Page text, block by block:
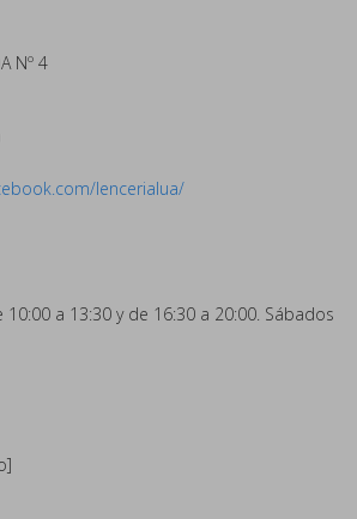
Nº 4
lencerialua/
10:00 a 13:30 y de 16:30 a 20:00. Sábados